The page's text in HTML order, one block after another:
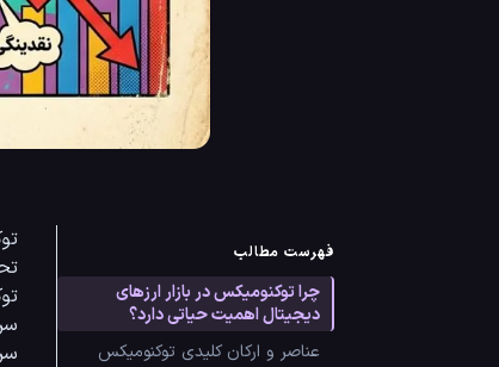
فهرست مطالب
چرا توکنومیکس در بازار ارزهای
دیجیتال اهمیت حیاتی دارد؟
عناصر و ارکان کلیدی توکنومیکس